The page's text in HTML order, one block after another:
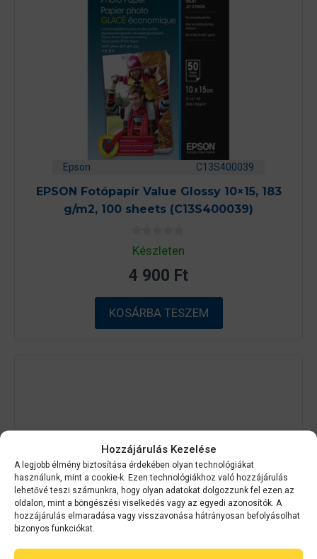
Hozzájárulás Kezelése
A legjobb élmény biztosítása érdekében olyan technológiákat
használunk, mint a cookie-k. Ezen technológiákhoz való hozzájárulás
lehetővé teszi számunkra, hogy olyan adatokat dolgozzunk fel ezen az
oldalon, mint a böngészési viselkedés vagy az egyedi azonosítók. A
hozzájárulás elmaradása vagy visszavonása hátrányosan befolyásolhat
bizonyos funkciókat.
Epson C13S400039
EPSON Fotópapír Value Glossy 10×15, 183
g/m2, 100 sheets (C13S400039)
0
a
5
ő
l
Készleten
4 900 Ft
KOSÁRBA TESZEM